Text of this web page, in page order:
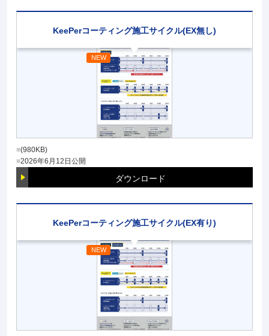
KeePerコーティング施工サイクル(EX無し)
(980KB)
2026年6月12日公開
ダウンロード
KeePerコーティング施工サイクル(EX有り)